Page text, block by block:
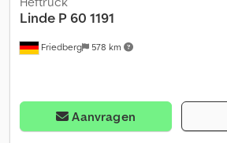
Friedberg 578 km
Linde P 60 1191
Aanvragen